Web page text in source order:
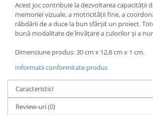
Acest joc contribuie la dezvoltarea capacităţii
memoriei vizuale, a motricităţii fine, a
răbdării de a duce la bun sfârşit un proiect.
bună modalitate de învăţare a culorilor şi a
Dimensiune produs: 30 cm x 12,8 cm x 1 cm.
Informatii conformitate produs
Caracteristici
Review-uri(0)